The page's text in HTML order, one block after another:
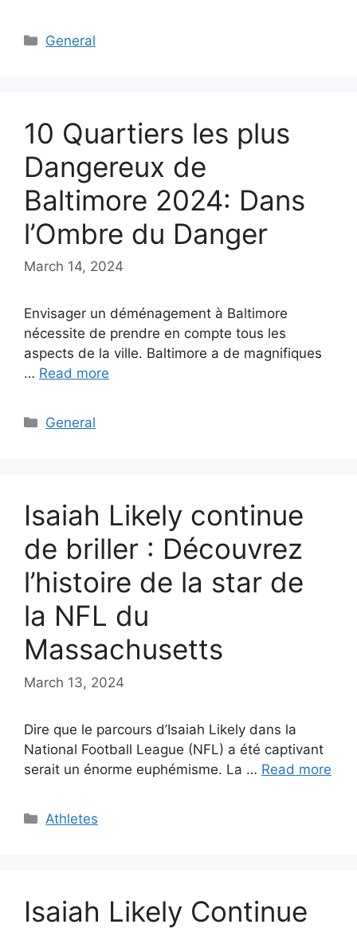
Categories
General
10 Quartiers les plus
Dangereux de
Baltimore 2024: Dans
l’Ombre du Danger
March 14, 2024
Envisager un déménagement à Baltimore
nécessite de prendre en compte tous les
aspects de la ville. Baltimore a de magnifiques
… Read more
Categories
General
Isaiah Likely continue
de briller : Découvrez
l’histoire de la star de
la NFL du
Massachusetts
March 13, 2024
Dire que le parcours d’Isaiah Likely dans la
National Football League (NFL) a été captivant
serait un énorme euphémisme. La … Read more
Categories
Athletes
Isaiah Likely Continue